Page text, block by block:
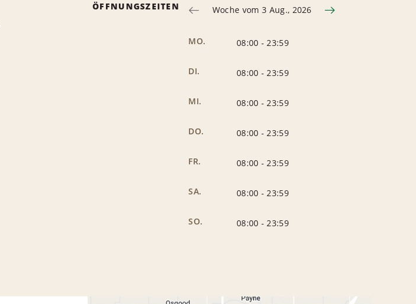
ÖFFNUNGSZEITEN Woche vom 3 Aug., 2026
MO. 08:00 -23:59
DI. 08:00 -23:59
MI. 08:00 -23:59
DO. 08:00 -23:59
FR. 08:00 -23:59
SA. 08:00 -23:59
SO. 08:00 -23:59